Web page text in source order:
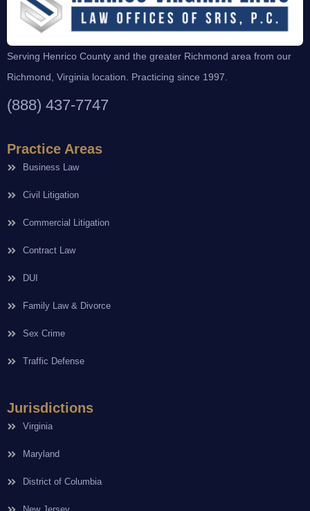
Serving Henrico County and the greater Richmond area from our
Richmond, Virginia location. Practicing since 1997.
(888) 437-7747
Practice Areas
Business Law
Civil Litigation
Commercial Litigation
Contract Law
DUI
Family Law & Divorce
Sex Crime
Traffic Defense
Jurisdictions
Virginia
Maryland
District of Columbia